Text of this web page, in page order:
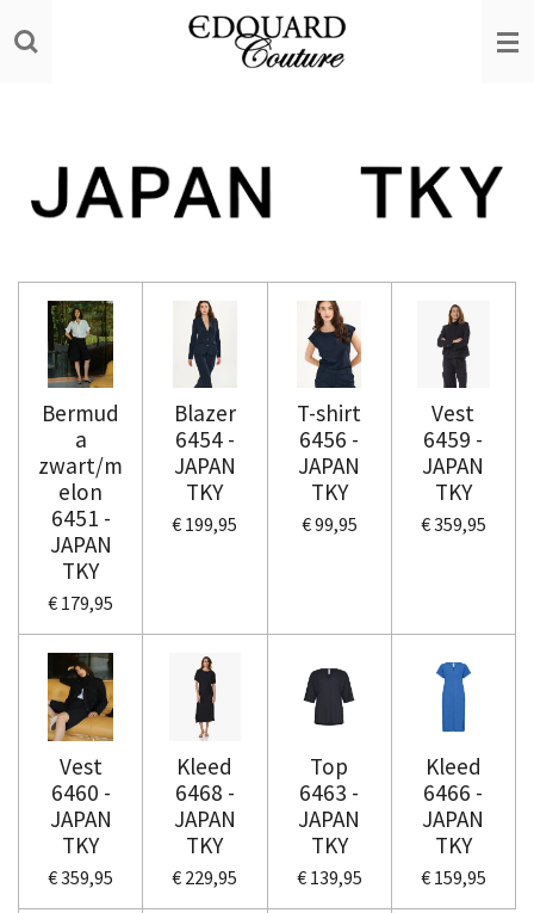
direct
Bermud
a
zwart/m
elon
6451 -
JAPAN
TKY
€ 179,95
Blazer
6454 -
JAPAN
TKY
€ 199,95
T-shirt
6456 -
JAPAN
TKY
€ 99,95
Vest
6459 -
JAPAN
TKY
€ 359,95
Vest
6460 -
JAPAN
TKY
€ 359,95
Kleed
6468 -
JAPAN
TKY
€ 229,95
Top
6463 -
JAPAN
TKY
€ 139,95
Kleed
6466 -
JAPAN
TKY
€ 159,95